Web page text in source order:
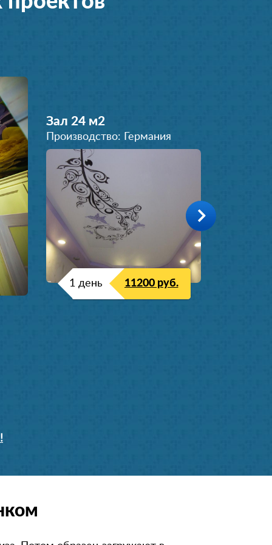
Зал 24 м2
Производство: Германия
1 день 11200 руб.